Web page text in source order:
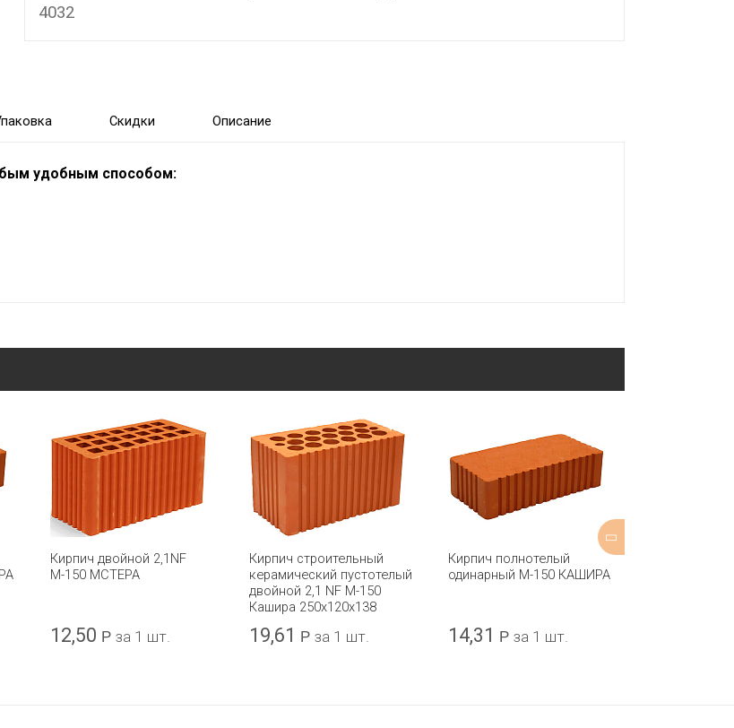
4032
Скидки Описание
удобным способом:
Кирпич двойной 2,1NF
М-150 МСТЕРА
12,50 Р за 1 шт.
Кирпич строительный
керамический пустотелый
двойной 2,1 NF М-150
Кашира 250x120x138
19,61 Р за 1 шт.
Кирпич полнотелый
одинарный М-150 КАШИРА
14,31 Р за 1 шт.